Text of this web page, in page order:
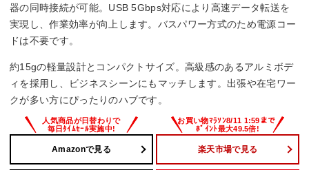
器の同時接続が可能。USB 5Gbps対応により高速データ転送を
実現し、作業効率が向上します。バスパワー方式のため電源コー
ドは不要です。
約15gの軽量設計とコンパクトサイズ。高級感のあるアルミボデ
ィを採用し、ビジネスシーンにもマッチします。出張や在宅ワー
クが多い方にぴったりのハブです。
Amazonで見る 楽天市場で見る